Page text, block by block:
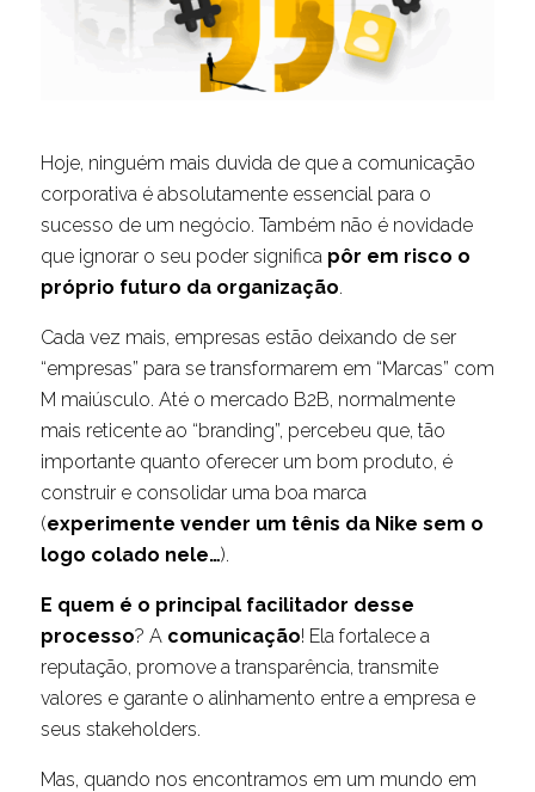
Hoje, ninguém mais duvida de que a comunicação
corporativa é absolutamente essencial para o
sucesso de um negócio. Também não é novidade
que ignorar o seu poder significa pôr em risco o
próprio futuro da organização.
Cada vez mais, empresas estão deixando de ser
“empresas” para se transformarem em “Marcas” com
M maiúsculo. Até o mercado B2B, normalmente
mais reticente ao “branding”, percebeu que, tão
importante quanto oferecer um bom produto, é
construir e consolidar uma boa marca
(experimente vender um tênis da Nike sem o
logo colado nele…).
E quem é o principal facilitador desse
processo? A comunicação! Ela fortalece a
reputação, promove a transparência, transmite
valores e garante o alinhamento entre a empresa e
seus stakeholders.
Mas, quando nos encontramos em um mundo em